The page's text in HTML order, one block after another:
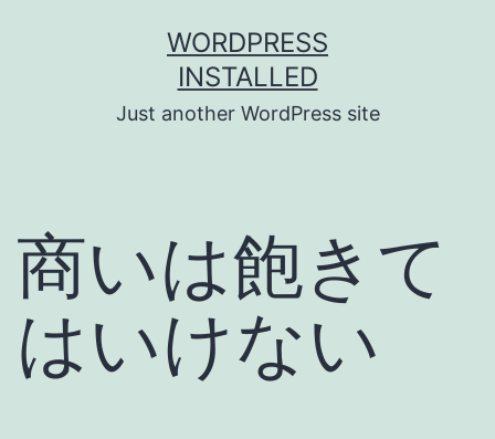
WORDPRESS
INSTALLED
Just another WordPress site
商いは飽きて
はいけない